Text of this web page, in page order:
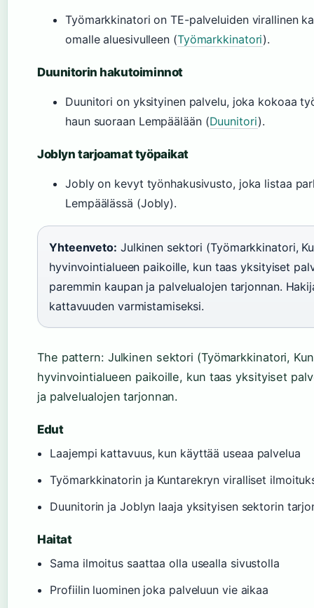
Työmarkkinatori on TE-palveluiden virallinen
omalle aluesivulleen (Työmarkkinatori).
Duunitorin hakutoiminnot
Duunitori on yksityinen palvelu, joka kokoaa
haun suoraan Lempäälään (Duunitori).
Joblyn tarjoamat työpaikat
Jobly on kevyt työnhakusivusto, joka listaa
Lempäälässä (Jobly).
Yhteenveto: Julkinen sektori (Työmarkkinatori,
hyvinvointialueen paikoille, kun taas yksityiset
paremmin kaupan ja palvelualojen tarjonnan.
kattavuuden varmistamiseksi.
The pattern: Julkinen sektori (Työmarkkinatori,
hyvinvointialueen paikoille, kun taas yksityiset
ja palvelualojen tarjonnan.
Edut
Laajempi kattavuus, kun käyttää useaa palvelua
Työmarkkinatorin ja Kuntarekryn viralliset
Duunitorin ja Joblyn laaja yksityisen sektorin
Haitat
Sama ilmoitus saattaa olla usealla sivustolla
Profiilin luominen joka palveluun vie aikaa